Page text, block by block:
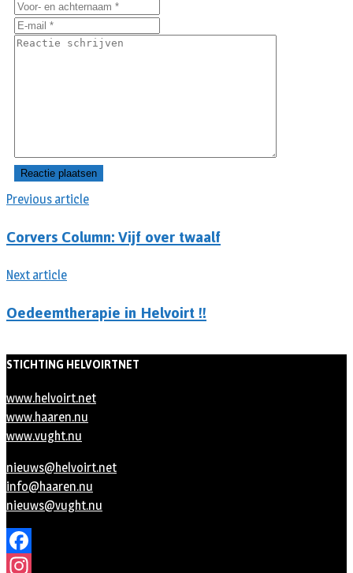
Previous article
Corvers Column: Vijf over twaalf
Next article
Oedeemtherapie in Helvoirt !!
STICHTING HELVOIRTNET
www.helvoirt.net
www.haaren.nu
www.vught.nu
nieuws@helvoirt.net
info@haaren.nu
nieuws@vught.nu
Facebook